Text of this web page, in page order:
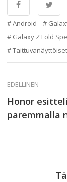
Android
Galaxy Z Fold
EDELLINEN
Honor
paremmalla